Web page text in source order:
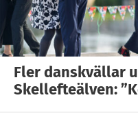
Fler danskvällar
Skellefteälven: